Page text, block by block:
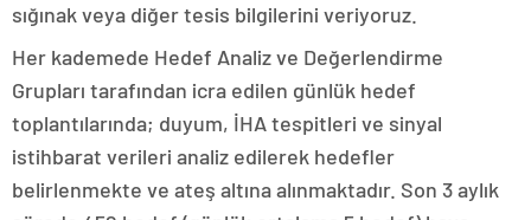
sığınak veya diğer tesis bilgilerini veriyoruz.
Her kademede Hedef Analiz ve Değerlendirme
Grupları tarafından icra edilen günlük hedef
toplantılarında; duyum, İHA tespitleri ve sinyal
istihbarat verileri analiz edilerek hedefler
belirlenmekte ve ateş altına alınmaktadır. Son 3 aylık